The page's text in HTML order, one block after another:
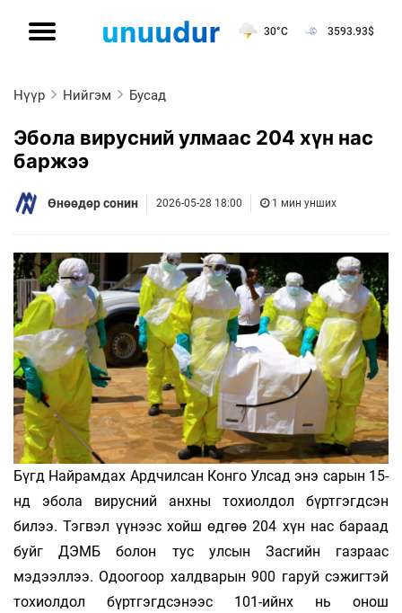
30°C 3593.93$
Нүүр Нийгэм Бусад
Эбола вирусний улмаас 204 хүн нас
баржээ
Өнөөдөр сонин 2026-05-28 18:00 1 мин унших
Бүгд Найрамдах Ардчилсан Конго Улсад энэ сарын 15-
нд эбола вирусний анхны тохиолдол бүртгэгдсэн
билээ. Тэгвэл үүнээс хойш өдгөө 204 хүн нас бараад
буйг ДЭМБ болон тус улсын Засгийн газраас
мэдээллээ. Одоогоор халдварын 900 гаруй сэжигтэй
тохиолдол бүртгэгдсэнээс 101-ийнх нь онош